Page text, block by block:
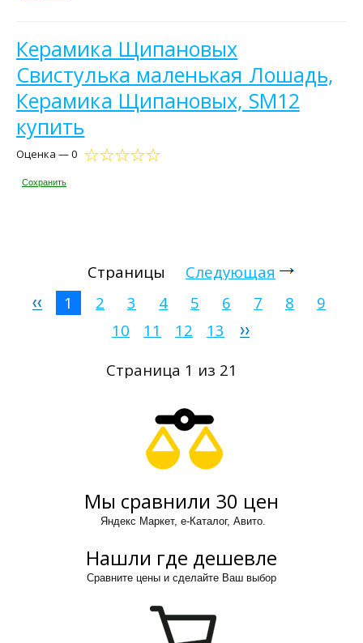
Керамика Щипановых
Свистулька маленькая Лошадь,
Керамика Щипановых, SM12
купить
Оценка — 0
Сохранить
Страницы
Следующая
1
2 3 4 5 6 7 8
9
10
11 12
13
Страница 1 из 21
Мы сравнили 30 цен
Яндекс Маркет, е-Каталог, Авито.
Нашли где дешевле
Сравните цены и сделайте Ваш выбор